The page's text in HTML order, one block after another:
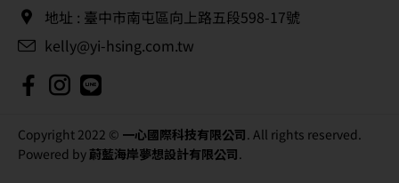
地址 : 臺中市南屯區向上路五段598-17號
kelly@yi-hsing.com.tw
Copyright 2022 © 一心國際科技有限公司. All rights reserved.
Powered by 蔚藍海岸夢想設計有限公司.